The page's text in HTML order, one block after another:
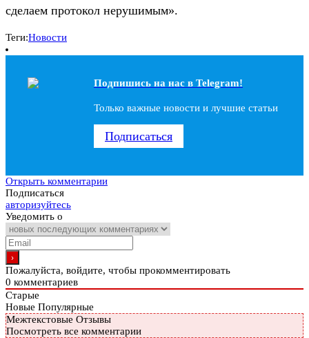
сделаем протокол нерушимым».
Теги:Новости
Подпишись на наc в Telegram!
Только важные новости и лучшие статьи
Подписаться
Открыть комментарии
Подписаться
авторизуйтесь
Уведомить о
Пожалуйста, войдите, чтобы прокомментировать
0 комментариев
Старые
Новые Популярные
Межтекстовые Отзывы
Посмотреть все комментарии